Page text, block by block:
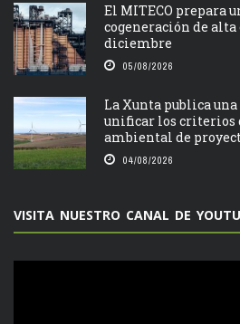
El MITECO prepara
cogeneración de
diciembre
05/08/2026
La Xunta publica
unificar los criterios
ambiental de
04/08/2026
VISITA NUESTRO CANAL DE